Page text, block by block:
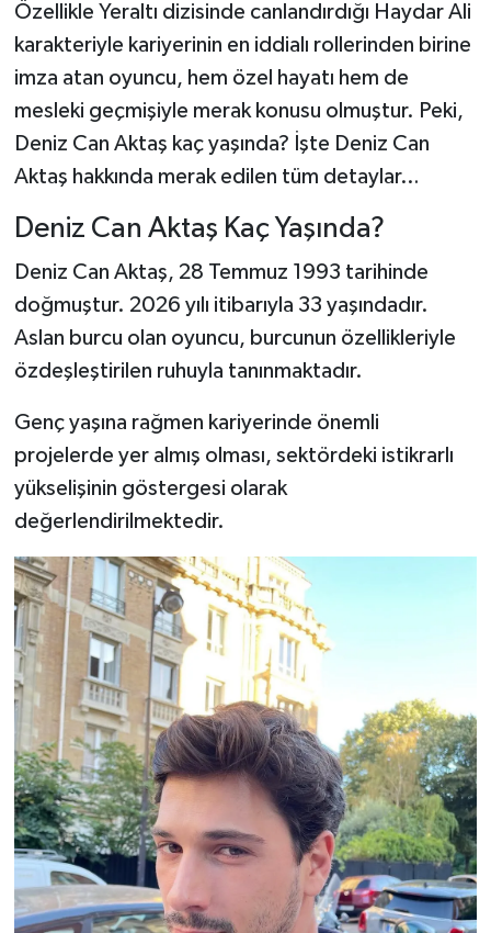
Özellikle Yeraltı dizisinde canlandırdığı Haydar Ali
karakteriyle kariyerinin en iddialı rollerinden birine
imza atan oyuncu, hem özel hayatı hem de
mesleki geçmişiyle merak konusu olmuştur. Peki,
Deniz Can Aktaş kaç yaşında? İşte Deniz Can
Aktaş hakkında merak edilen tüm detaylar…
Deniz Can Aktaş Kaç Yaşında?
Deniz Can Aktaş, 28 Temmuz 1993 tarihinde
doğmuştur. 2026 yılı itibarıyla 33 yaşındadır.
Aslan burcu olan oyuncu, burcunun özellikleriyle
özdeşleştirilen ruhuyla tanınmaktadır.
Genç yaşına rağmen kariyerinde önemli
projelerde yer almış olması, sektördeki istikrarlı
yükselişinin göstergesi olarak
değerlendirilmektedir.